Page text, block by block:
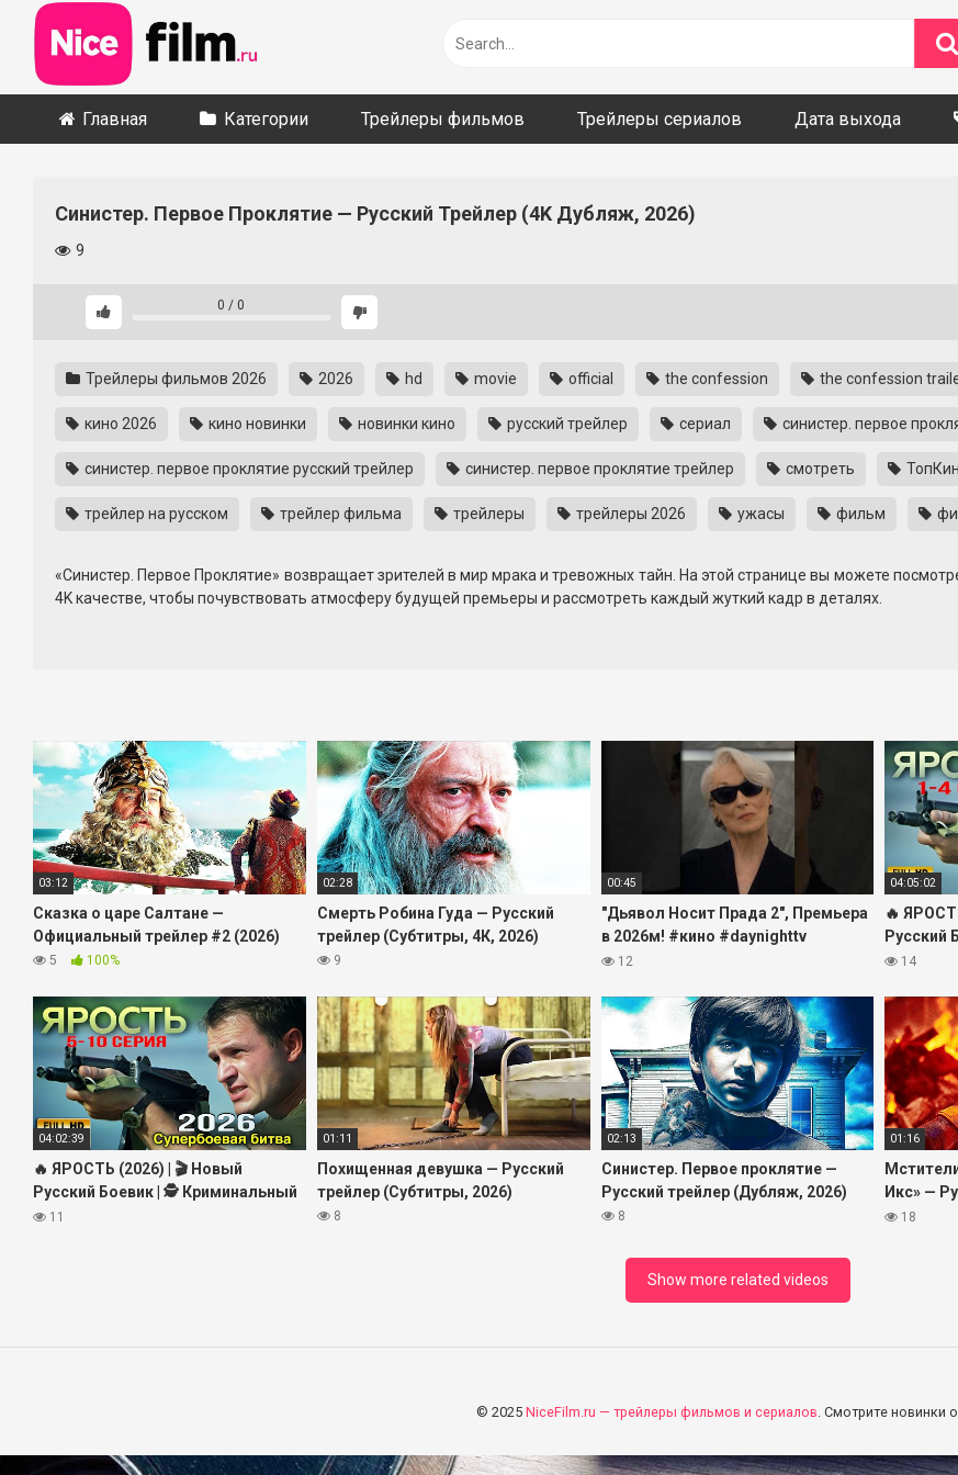
content
Главная Категории Трейлеры фильмов Трейлеры сериалов Дата выхода
Синистер. Первое Проклятие — Русский Трейлер (4K Дубляж, 2026)
9
0 / 0
Трейлеры фильмов 2026 2026 hd movie official the confession the confession
кино 2026 кино новинки новинки кино русский трейлер сериал синистер. первое
синистер. первое проклятие русский трейлер синистер. первое проклятие трейлер смотреть
трейлер на русском трейлер фильма трейлеры трейлеры 2026 ужасы фильм
«Синистер. Первое Проклятие» возвращает зрителей в мир мрака и тревожных тайн. На этой странице вы можете
4K качестве, чтобы почувствовать атмосферу будущей премьеры и рассмотреть каждый жуткий кадр в деталях.
Официальный трейлер фильма аккуратно намекает на загадочное проклятие, не раскрывая ключевых поворотов
03:12
Сказка о царе Салтане —
Официальный трейлер #2 (2026)
5 100%
02:28
Смерть Робина Гуда — Русский
трейлер (Субтитры, 4К, 2026)
9
00:45
"Дьявол Носит Прада 2", Премьера
в 2026м! #кино #daynighttv
#фильмы #кино #звезды #стиль
12
04:05:02
🔥
Русский
Триллер
14
04:02:39
🔥 ЯРОСТЬ (2026) | 🎬 Новый
Русский Боевик | 🕵️ Криминальный
Триллер | 🎥 Полный Фильм HD
11
01:11
Похищенная девушка — Русский
трейлер (Субтитры, 2026)
8
02:13
Синистер. Первое проклятие —
Русский трейлер (Дубляж, 2026)
8
01:16
Икс» —
2026)
18
Show more related videos
© 2025 NiceFilm.ru — трейлеры фильмов и сериалов . Смотрите новинки